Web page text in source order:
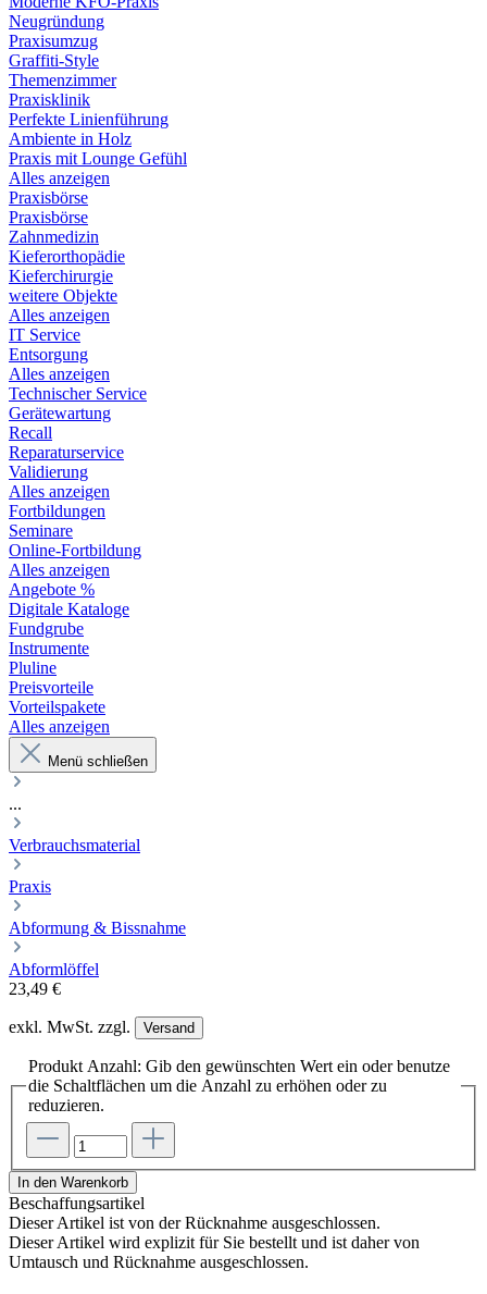
Neugründung
Praxisumzug
Graffiti-Style
Themenzimmer
Praxisklinik
Perfekte Linienführung
Ambiente in Holz
Praxis mit Lounge Gefühl
Alles anzeigen
Praxisbörse
Praxisbörse
Zahnmedizin
Kieferorthopädie
Kieferchirurgie
weitere Objekte
Alles anzeigen
IT Service
Entsorgung
Alles anzeigen
Technischer Service
Gerätewartung
Recall
Reparaturservice
Validierung
Alles anzeigen
Fortbildungen
Seminare
Online-Fortbildung
Alles anzeigen
Angebote %
Digitale Kataloge
Fundgrube
Instrumente
Pluline
Preisvorteile
Vorteilspakete
Alles anzeigen
Menü schließen
...
Verbrauchsmaterial
Praxis
Abformung & Bissnahme
Abformlöffel
23,49 €
exkl. MwSt. zzgl. Versand
Produkt Anzahl: Gib den gewünschten Wert ein oder benutze
die Schaltflächen um die Anzahl zu erhöhen oder zu
reduzieren.
In den Warenkorb
Beschaffungsartikel
Dieser Artikel ist von der Rücknahme ausgeschlossen.
Dieser Artikel wird explizit für Sie bestellt und ist daher von
Umtausch und Rücknahme ausgeschlossen.